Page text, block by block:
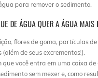
para remover o sedimento.
DE ÁGUA QUER A ÁGUA MAIS
flores de goma, partículas
de seus excrementos!).
que você entra em uma caixa
sem mexer e, como